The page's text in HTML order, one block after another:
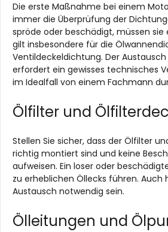
Die erste Maßnahme bei einem
immer die Überprüfung der
spröde oder beschädigt, müssen sie
gilt insbesondere für die
Ventildeckeldichtung. Der
erfordert ein gewisses technisches
im Idealfall von einem Fachmann
Ölfilter und
Stellen Sie sicher, dass der Ölfilter
richtig montiert sind und keine
aufweisen. Ein loser oder
zu erheblichen Öllecks führen. Auch
Austausch notwendig sein.
Ölleitungen und